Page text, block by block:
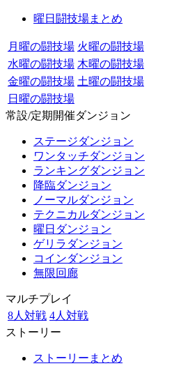
曜日闘技場まとめ
月曜の闘技場 火曜の闘技場
水曜の闘技場 木曜の闘技場
金曜の闘技場 土曜の闘技場
日曜の闘技場
常設/定期開催ダンジョン
ステージダンジョン
ワンタッチダンジョン
ランキングダンジョン
降臨ダンジョン
ノーマルダンジョン
テクニカルダンジョン
曜日ダンジョン
ゲリラダンジョン
コインダンジョン
無限回廊
マルチプレイ
8人対戦 4人対戦
ストーリー
ストーリーまとめ